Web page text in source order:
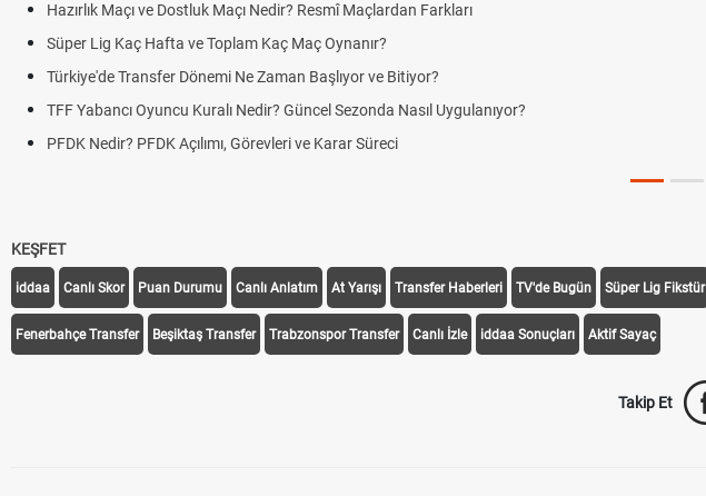
Hazırlık Maçı ve Dostluk Maçı Nedir? Resmî Maçlardan Farkları
Süper Lig Kaç Hafta ve Toplam Kaç Maç Oynanır?
Türkiye'de Transfer Dönemi Ne Zaman Başlıyor ve Bitiyor?
TFF Yabancı Oyuncu Kuralı Nedir? Güncel Sezonda Nasıl Uygulanıyor?
PFDK Nedir? PFDK Açılımı, Görevleri ve Karar Süreci
KEŞFET
iddaa Canlı Skor Puan Durumu Canlı Anlatım At Yarışı Transfer Haberleri TV'de Bugün Süper Lig Fikstür
Fenerbahçe Transfer Beşiktaş Transfer Trabzonspor Transfer Canlı İzle iddaa Sonuçları Aktif Sayaç
Takip Et